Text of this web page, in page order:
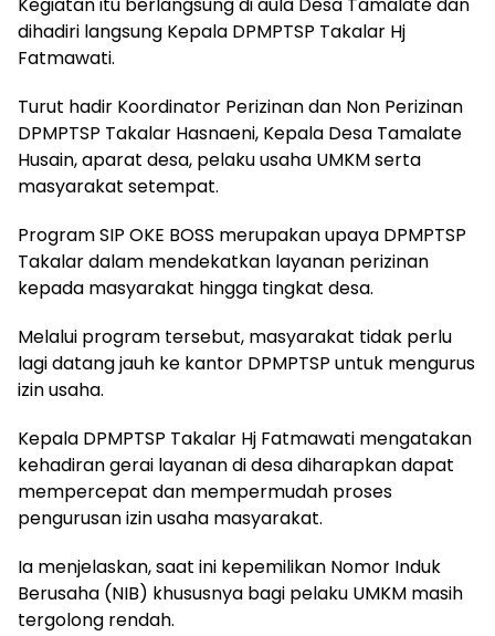
Kegiatan itu berlangsung di aula Desa Tamalate dan
dihadiri langsung Kepala DPMPTSP Takalar Hj
Fatmawati.
Turut hadir Koordinator Perizinan dan Non Perizinan
DPMPTSP Takalar Hasnaeni, Kepala Desa Tamalate
Husain, aparat desa, pelaku usaha UMKM serta
masyarakat setempat.
Program SIP OKE BOSS merupakan upaya DPMPTSP
Takalar dalam mendekatkan layanan perizinan
kepada masyarakat hingga tingkat desa.
Melalui program tersebut, masyarakat tidak perlu
lagi datang jauh ke kantor DPMPTSP untuk mengurus
izin usaha.
Kepala DPMPTSP Takalar Hj Fatmawati mengatakan
kehadiran gerai layanan di desa diharapkan dapat
mempercepat dan mempermudah proses
pengurusan izin usaha masyarakat.
Ia menjelaskan, saat ini kepemilikan Nomor Induk
Berusaha (NIB) khususnya bagi pelaku UMKM masih
tergolong rendah.